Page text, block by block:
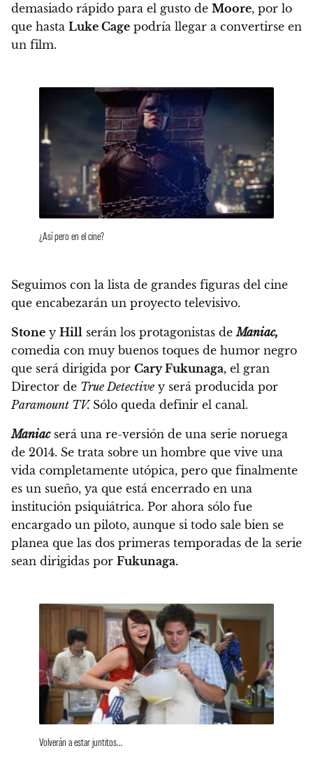
demasiado rápido para el gusto de Moore, por lo
que hasta Luke Cage podría llegar a convertirse en
un film.
¿Así pero en el cine?
Seguimos con la lista de grandes figuras del cine
que encabezarán un proyecto televisivo.
Stone y Hill serán los protagonistas deManiac,
comedia con muy buenos toques de humor negro
que será dirigida por Cary Fukunaga, el gran
Director de True Detective y será producida por
Paramount TV. Sólo queda definir el canal.
Maniacserá una re-versión de una serie noruega
de 2014. Se trata sobre un hombre que vive una
vida completamente utópica, pero que finalmente
es un sueño, ya que está encerrado en una
institución psiquiátrica. Por ahora sólo fue
encargado un piloto, aunque si todo sale bien se
planea que las dos primeras temporadas de la serie
sean dirigidas por Fukunaga.
Volverán a estar juntitos…